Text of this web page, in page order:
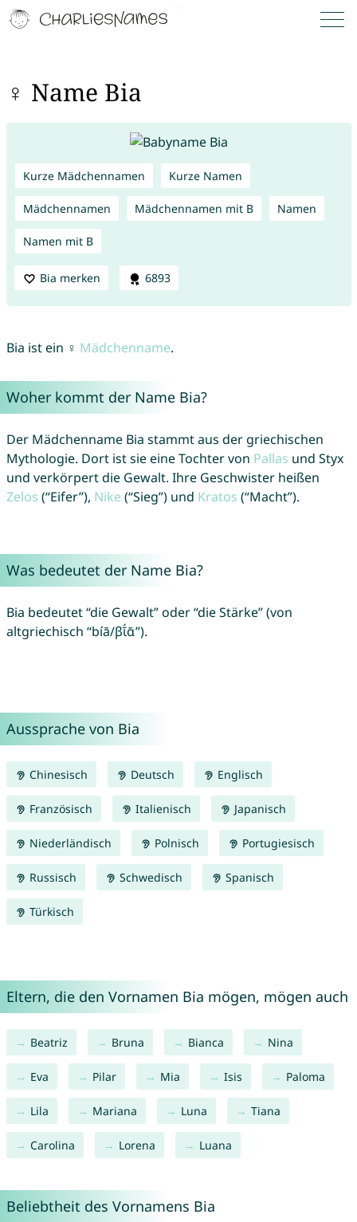
♀ Name Bia
Kurze Mädchennamen Kurze Namen
Mädchennamen Mädchennamen mit B Namen
Namen mit B
Bia merken 6893
Bia ist ein ♀ Mädchenname.
Woher kommt der Name Bia?
Der Mädchenname Bia stammt aus der griechischen
Mythologie. Dort ist sie eine Tochter von Pallas und Styx
und verkörpert die Gewalt. Ihre Geschwister heißen
Zelos (“Eifer”), Nike (“Sieg”) und Kratos (“Macht”).
Was bedeutet der Name Bia?
Bia bedeutet “die Gewalt” oder “die Stärke” (von
altgriechisch “bíā/βῐ́ᾱ”).
Aussprache von Bia
Chinesisch Deutsch Englisch
Französisch Italienisch Japanisch
Niederländisch Polnisch Portugiesisch
Russisch Schwedisch Spanisch
Türkisch
Eltern, die den Vornamen Bia mögen, mögen auch
Beatriz Bruna Bianca Nina
Eva Pilar Mia Isis Paloma
Lila Mariana Luna Tiana
Carolina Lorena Luana
Beliebtheit des Vornamens Bia